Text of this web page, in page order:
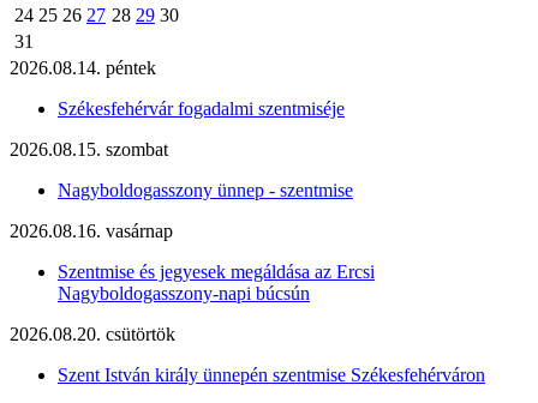
24 25 26 27 28 29 30
31
2026.08.14. péntek
Székesfehérvár fogadalmi szentmiséje
2026.08.15. szombat
Nagyboldogasszony ünnep - szentmise
2026.08.16. vasárnap
Szentmise és jegyesek megáldása az Ercsi
Nagyboldogasszony-napi búcsún
2026.08.20. csütörtök
Szent István király ünnepén szentmise Székesfehérváron